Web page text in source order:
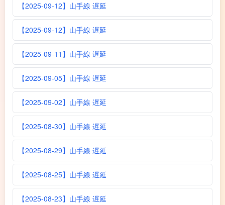
【2025-09-12】山手線 遅延
【2025-09-12】山手線 遅延
【2025-09-11】山手線 遅延
【2025-09-05】山手線 遅延
【2025-09-02】山手線 遅延
【2025-08-30】山手線 遅延
【2025-08-29】山手線 遅延
【2025-08-25】山手線 遅延
【2025-08-23】山手線 遅延